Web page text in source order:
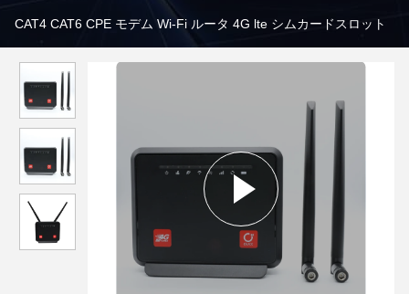
CAT4 CAT6 CPE モデム Wi-Fi ルータ 4G lte シムカードスロット